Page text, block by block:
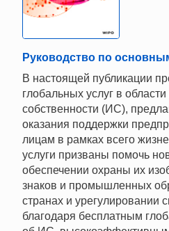
Руководство по
В настоящей публикации
глобальных услуг в
собственности (ИС),
оказания поддержки
лицам в рамках всего
услуги призваны помочь
обеспечении охраны их
знаков и промышленных
странах и урегулировании
благодаря бесплатным